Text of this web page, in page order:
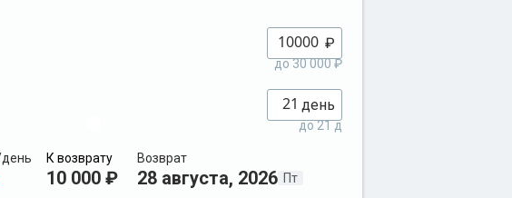
₽
до 30 000 ₽
день
до 21 д
К возврату
10 000 ₽
Возврат
28 августа, 2026 Пт